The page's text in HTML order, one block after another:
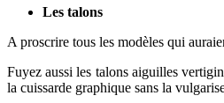
Les talons
A proscrire tous les modèles qui
Fuyez aussi les talons aiguilles
la cuissarde graphique sans la